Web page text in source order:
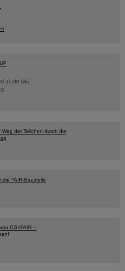
16:00 Uhr
Weg der Teilchen durch die
die FAIR-Baustelle
GSI/FAIR –